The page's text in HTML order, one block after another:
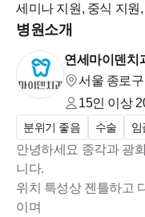
세미나 지원, 중식 지원
병원소개
연세마이덴치
서울 종로
15인 이상
분위기 좋음 수술 임
안녕하세요 종각과 광
니다.
위치 특성상 젠틀하고
이며